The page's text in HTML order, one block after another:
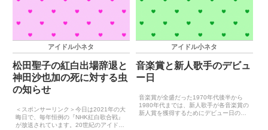
アイドル小ネタ
松田聖子の紅白出場辞退と
神田沙也加の死に対する虫
の知らせ
＜スポンサーリンク＞今日は2021年の大
晦日で、毎年恒例の『NHK紅白歌合戦』
が放送されています。20世紀のアイドル
アイドル小ネタ
音楽賞と新人歌手のデビュ
ー日
音楽賞が全盛だった1970年代後半から
1980年代までは、新人歌手が各音楽賞の
新人賞を獲得するためにデビュー日の調